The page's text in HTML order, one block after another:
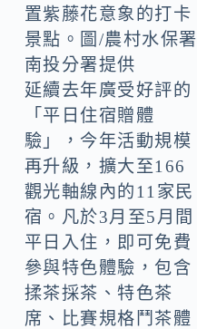
置紫藤花意象的打卡
景點。圖/農村水保署
南投分署提供
延續去年廣受好評的
「平日住宿贈體
驗」，今年活動規模
再升級，擴大至166
觀光軸線內的11家民
宿。凡於3月至5月間
平日入住，即可免費
參與特色體驗，包含
揉茶採茶、特色茶
席、比賽規格鬥茶體